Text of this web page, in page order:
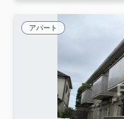
アパート